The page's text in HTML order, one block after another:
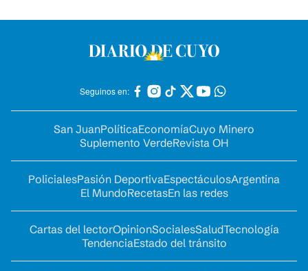
Seguinos en:
San JuanPolíticaEconomíaCuyo Minero
Suplemento VerdeRevista OH
PolicialesPasión DeportivaEspectáculosArgentina
El MundoRecetasEn las redes
Cartas del lectorOpinionSocialesSaludTecnología
TendenciaEstado del tránsito